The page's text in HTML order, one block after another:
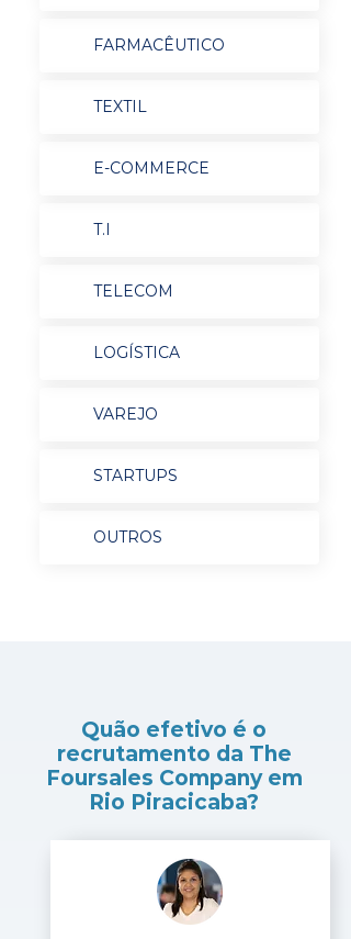
FARMACÊUTICO
TEXTIL
E-COMMERCE
T.I
TELECOM
LOGÍSTICA
VAREJO
STARTUPS
OUTROS
Quão efetivo é o
recrutamento da The
Foursales Company em
Rio Piracicaba?